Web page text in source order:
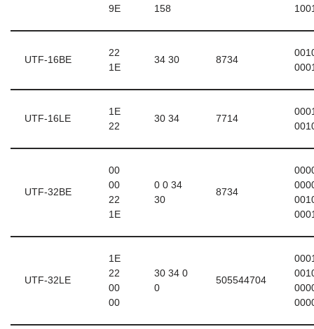
9E
158
UTF-16BE
22
1E
34 30 8734
UTF-16LE
1E
22
30 34 7714
UTF-32BE
00
00
22
1E
0 0 34
30
8734
UTF-32LE
1E
22
00
00
30 34 0
0
505544704